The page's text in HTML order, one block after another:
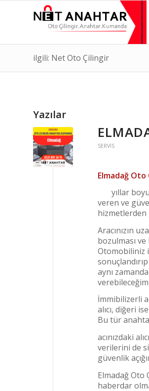
ilgili: Net Oto Çilingir
Yazılar
SERVIS
Elmadağ Oto
yıllar
veren ve
hizmetlerden
Aracınızın
bozulması
Otomobiliniz
aynı
İmmibilizerli
alıcı, diğeri
Bu tür
acınızdaki
verilerini de
güvenlik
Elmadağ Oto
haberdar